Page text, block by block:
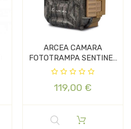
ARCEA CAMARA
FOTOTRAMPA SENTINEL
PRO
119,00 €